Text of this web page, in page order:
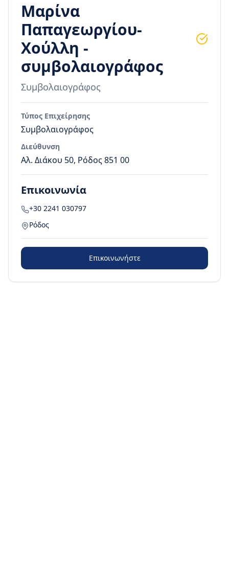
Μαρίνα
Παπαγεωργίου-
Χούλλη -
συμβολαιογράφος
Συμβολαιογράφος
Τύπος Επιχείρησης
Συμβολαιογράφος
Διεύθυνση
Αλ. Διάκου 50, Ρόδος 851 00
Επικοινωνία
+30 2241 030797
Ρόδος
Επικοινωνήστε